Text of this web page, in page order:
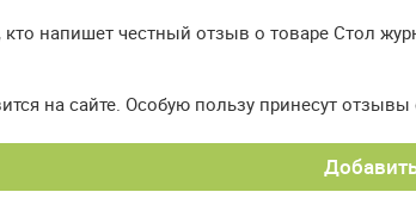
напишет честный отзыв о товаре Стол
на сайте. Особую пользу принесут